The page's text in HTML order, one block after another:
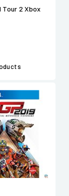
Tour 2 Xbox